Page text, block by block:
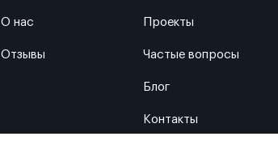
О нас
Отзывы
Проекты
Частые вопросы
Блог
Контакты